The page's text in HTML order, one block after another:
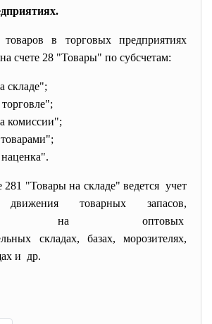
в торговых предприятиях
счете 28 "Товары" по субсчетам:
складе";
комиссии";
281 "Товары на складе" ведется учет
товарных запасов,
на оптовых
складах, базах, морозителях,
и др.